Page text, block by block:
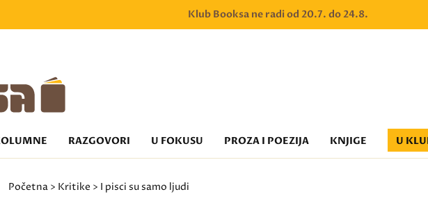
Klub Booksa ne radi od 20.7. do 24.8.
RAZGOVORI U FOKUSU PROZA I POEZIJA KNJIGE U
Početna > Kritike > I pisci su samo ljudi